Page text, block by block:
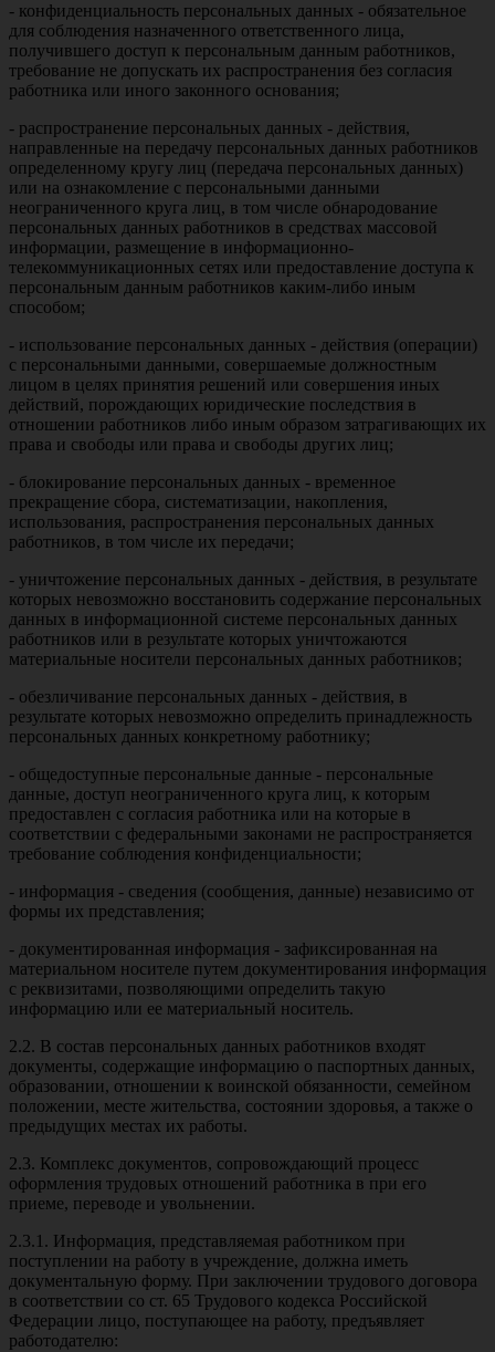
- конфиденциальность персональных данных - обязательное
для соблюдения назначенного ответственного лица,
получившего доступ к персональным данным работников,
требование не допускать их распространения без согласия
работника или иного законного основания;
- распространение персональных данных - действия,
направленные на передачу персональных данных работников
определенному кругу лиц (передача персональных данных)
или на ознакомление с персональными данными
неограниченного круга лиц, в том числе обнародование
персональных данных работников в средствах массовой
информации, размещение в информационно-
телекоммуникационных сетях или предоставление доступа к
персональным данным работников каким-либо иным
способом;
- использование персональных данных - действия (операции)
с персональными данными, совершаемые должностным
лицом в целях принятия решений или совершения иных
действий, порождающих юридические последствия в
отношении работников либо иным образом затрагивающих их
права и свободы или права и свободы других лиц;
- блокирование персональных данных - временное
прекращение сбора, систематизации, накопления,
использования, распространения персональных данных
работников, в том числе их передачи;
- уничтожение персональных данных - действия, в результате
которых невозможно восстановить содержание персональных
данных в информационной системе персональных данных
работников или в результате которых уничтожаются
материальные носители персональных данных работников;
- обезличивание персональных данных - действия, в
результате которых невозможно определить принадлежность
персональных данных конкретному работнику;
- общедоступные персональные данные - персональные
данные, доступ неограниченного круга лиц, к которым
предоставлен с согласия работника или на которые в
соответствии с федеральными законами не распространяется
требование соблюдения конфиденциальности;
- информация - сведения (сообщения, данные) независимо от
формы их представления;
- документированная информация - зафиксированная на
материальном носителе путем документирования информация
с реквизитами, позволяющими определить такую
информацию или ее материальный носитель.
2.2. В состав персональных данных работников входят
документы, содержащие информацию о паспортных данных,
образовании, отношении к воинской обязанности, семейном
положении, месте жительства, состоянии здоровья, а также о
предыдущих местах их работы.
2.3. Комплекс документов, сопровождающий процесс
оформления трудовых отношений работника в при его
приеме, переводе и увольнении.
2.3.1. Информация, представляемая работником при
поступлении на работу в учреждение, должна иметь
документальную форму. При заключении трудового договора
в соответствии со ст. 65 Трудового кодекса Российской
Федерации лицо, поступающее на работу, предъявляет
работодателю: